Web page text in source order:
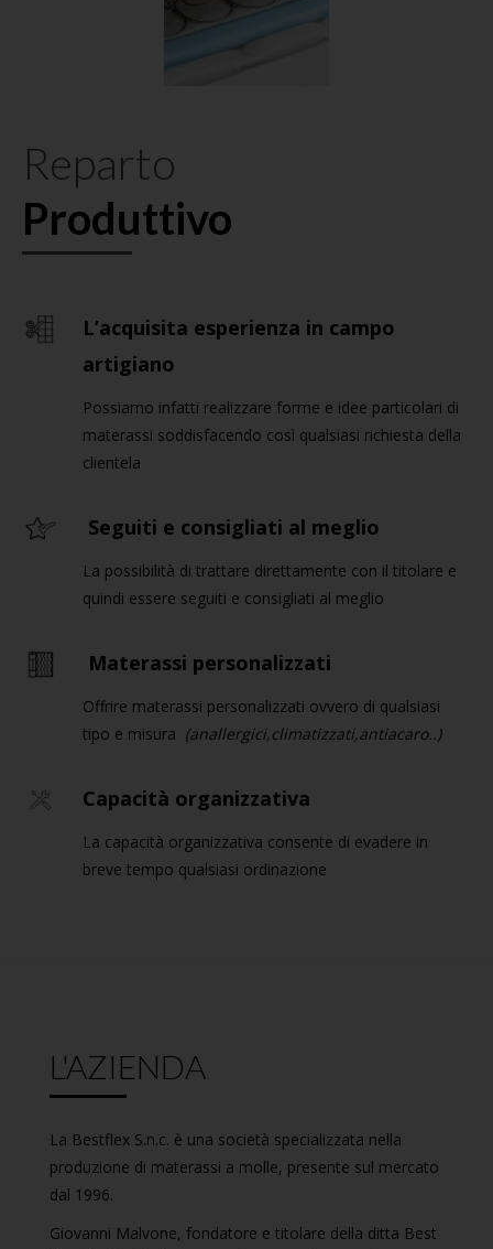
Reparto
Produttivo
L’acquisita esperienza in campo
artigiano
Possiamo infatti realizzare forme e idee particolari di
materassi soddisfacendo così qualsiasi richiesta della
clientela
Seguiti e consigliati al meglio
La possibilità di trattare direttamente con il titolare e
quindi essere seguiti e consigliati al meglio
Materassi personalizzati
Offrire materassi personalizzati ovvero di qualsiasi
tipo e misura (anallergici,climatizzati,antiacaro..)
Capacità organizzativa
La capacità organizzativa consente di evadere in
breve tempo qualsiasi ordinazione
L'AZIENDA
La Bestflex S.n.c. è una società specializzata nella
produzione di materassi a molle, presente sul mercato
dal 1996.
Giovanni Malvone, fondatore e titolare della ditta Best